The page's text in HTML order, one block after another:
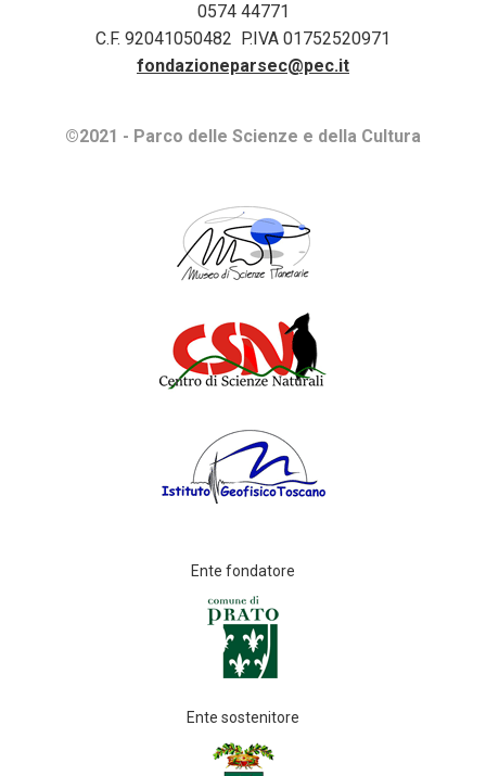
0574 44771
C.F. 92041050482 P.IVA 01752520971
fondazioneparsec@pec.it
©2021 - Parco delle Scienze e della Cultura
Ente fondatore
Ente sostenitore